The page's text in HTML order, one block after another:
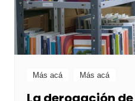
Más acá Más acá